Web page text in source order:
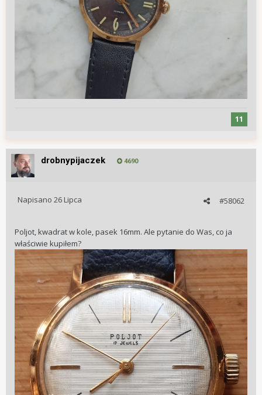
11
drobnypijaczek 4690
#58062
Napisano 26 Lipca
Poljot, kwadrat w kole, pasek 16mm. Ale pytanie do Was, co ja
właściwie kupiłem?